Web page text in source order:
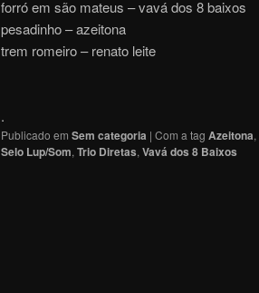
forró em são mateus – vavá dos 8 baixos
pesadinho – azeitona
trem romeiro – renato leite
.
Publicado em Sem categoria | Com a tag Azeitona,
Selo Lup/Som, Trio Diretas, Vavá dos 8 Baixos